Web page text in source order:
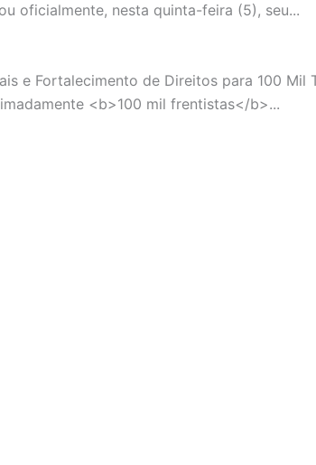
oficialmente, nesta quinta-feira (5), seu...
e Fortalecimento de Direitos para 100 Mil
<b>100 mil frentistas</b>...